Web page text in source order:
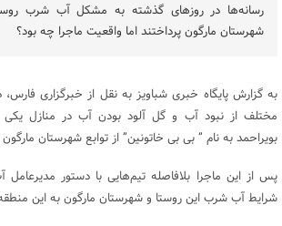
رسانه‌ها در روزهای گذشته به مشکل آب شرب
شهرستان مارگون پرداختند اما واقعیت ماجرا چه بود؟
به گزارش پایگاه خبری شباویز به نقل از خبرگزاری
مختلف از نبود آب و گل آلود بودن آب در منازل یکی
بویراحمد به نام ” بی بی خاتونین” از توابع شهرستان
پس از این ماجرا بلافاصله تیم‌هایی با دستور
شرایط آب شرب این روستا و شهرستان مارگون به این